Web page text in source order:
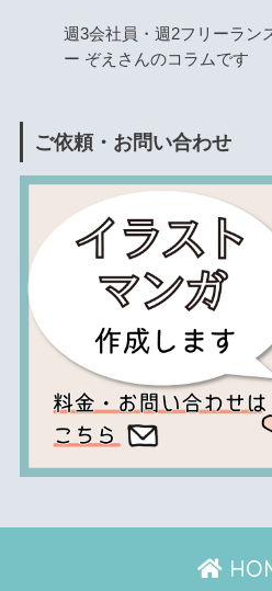
週3会社員・週2フリーラン
ー ぞえさんのコラムです
ご依頼・お問い合わせ